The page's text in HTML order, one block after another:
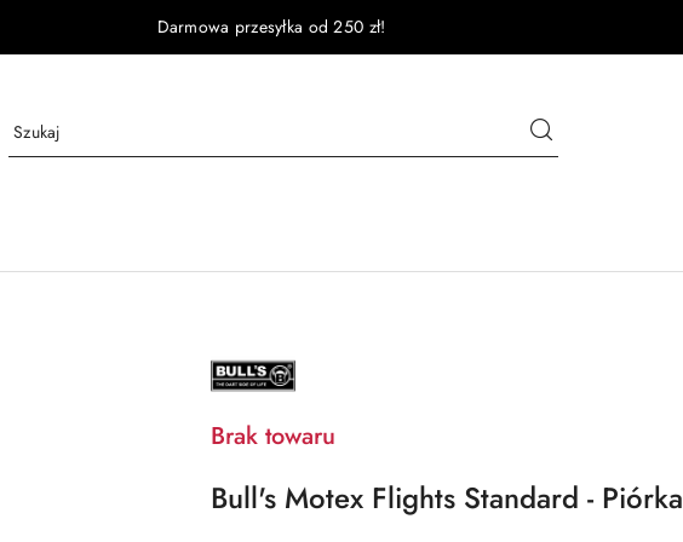
Darmowa przesyłka od 250 zł!
NAZWA
PRODUCENTA:
BULL'S
Brak towaru
Bull's Motex Flights Standard - Piórka